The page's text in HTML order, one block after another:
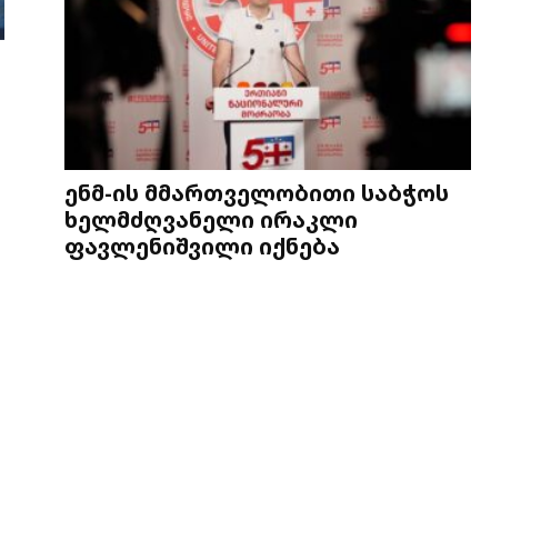
ენმ-ის მმართველობითი საბჭოს
ხელმძღვანელი ირაკლი
ფავლენიშვილი იქნება